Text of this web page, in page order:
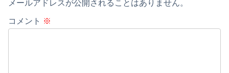
メールアドレスが公開されることはありません。
コメント ※